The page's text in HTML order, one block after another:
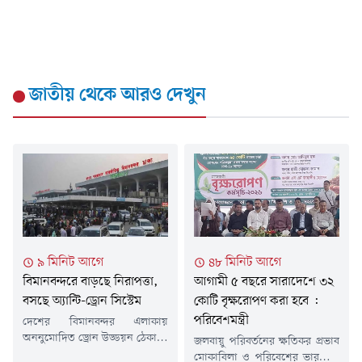
জাতীয়থেকে আরও দেখুন
৯ মিনিট আগে
বিমানবন্দরে বাড়ছে নিরাপত্তা,
বসছে অ্যান্টি-ড্রোন সিস্টেম
দেশের বিমানবন্দর এলাকায়
অননুমোদিত ড্রোন উড্ডয়ন ঠেকাতে
৪৮ মিনিট আগে
আগামী ৫ বছরে সারাদেশে ৩২
কোটি বৃক্ষরোপণ করা হবে :
পরিবেশমন্ত্রী
জলবায়ু পরিবর্তনের ক্ষতিকর প্রভাব
মোকাবিলা ও পরিবেশের ভারসাম্য